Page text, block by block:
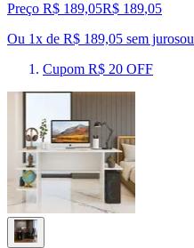
Preço R$ 189,05R$ 189,05
Ou 1x de R$ 189,05 sem jurosou
Cupom R$ 20 OFF